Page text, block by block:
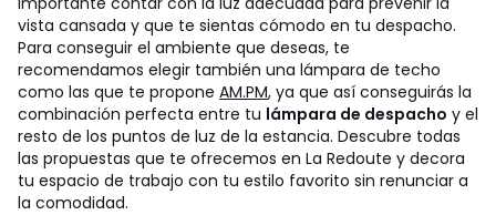
vista cansada y que te sientas cómodo en tu despacho.
Para conseguir el ambiente que deseas, te
recomendamos elegir también una lámpara de techo
como las que te propone AM.PM, ya que así conseguirás la
combinación perfecta entre tu lámpara de despacho y el
resto de los puntos de luz de la estancia. Descubre todas
las propuestas que te ofrecemos en La Redoute y decora
tu espacio de trabajo con tu estilo favorito sin renunciar a
la comodidad.